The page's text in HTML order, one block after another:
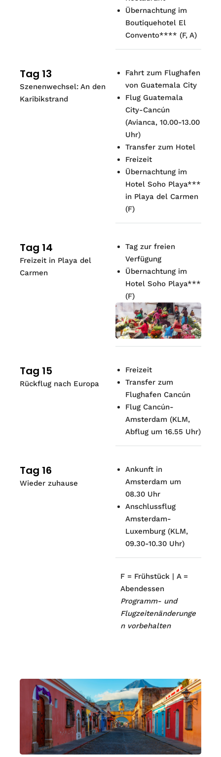
Übernachtung im
Boutiquehotel El
Convento**** (F, A)
Tag 13
Szenenwechsel: An den
Karibikstrand
Fahrt zum Flughafen
von Guatemala City
Flug Guatemala
City-Cancún
(Avianca, 10.00-13.00
Uhr)
Transfer zum Hotel
Freizeit
Übernachtung im
Hotel Soho Playa***
in Playa del Carmen
(F)
Tag 14
Freizeit in Playa del
Carmen
Tag zur freien
Verfügung
Übernachtung im
Hotel Soho Playa***
(F)
Tag 15
Rückflug nach Europa
Freizeit
Transfer zum
Flughafen Cancún
Flug Cancún-
Amsterdam (KLM,
Abflug um 16.55 Uhr)
Tag 16
Wieder zuhause
Ankunft in
Amsterdam um
08.30 Uhr
Anschlussflug
Amsterdam-
Luxemburg (KLM,
09.30-10.30 Uhr)
F = Frühstück | A =
Abendessen
Programm- und
Flugzeitenänderunge
n vorbehalten